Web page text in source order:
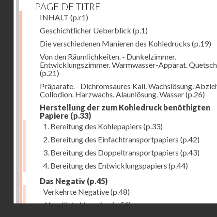
PAGE DE TITRE
INHALT (p.r1)
Geschichtlicher Ueberblick (p.1)
Die verschiedenen Manieren des Kohledrucks (p.19)
Von den Räumlichkeiten. - Dunkelzimmer.
Entwicklungszimmer. Warmwasser-Apparat.
(p.21)
Präparate. - Dichromsaures Kali. Wachslösung.
Collodion. Harzwachs. Alaunlösung. Wasser(p.26)
Herstellung der zum Kohledruck benöthigten
Papiere (p.33)
1. Bereitung des Kohlepapiers (p.33)
2. Bereitung des Einfachtransportpapiers (p.42)
3. Bereitung des Doppeltransportpapiers (p.43)
4. Bereitung des Entwicklungspapiers (p.44)
Das Negativ (p.45)
Verkehrte Negative(p.48)
Abgelöste Negative(p.50)